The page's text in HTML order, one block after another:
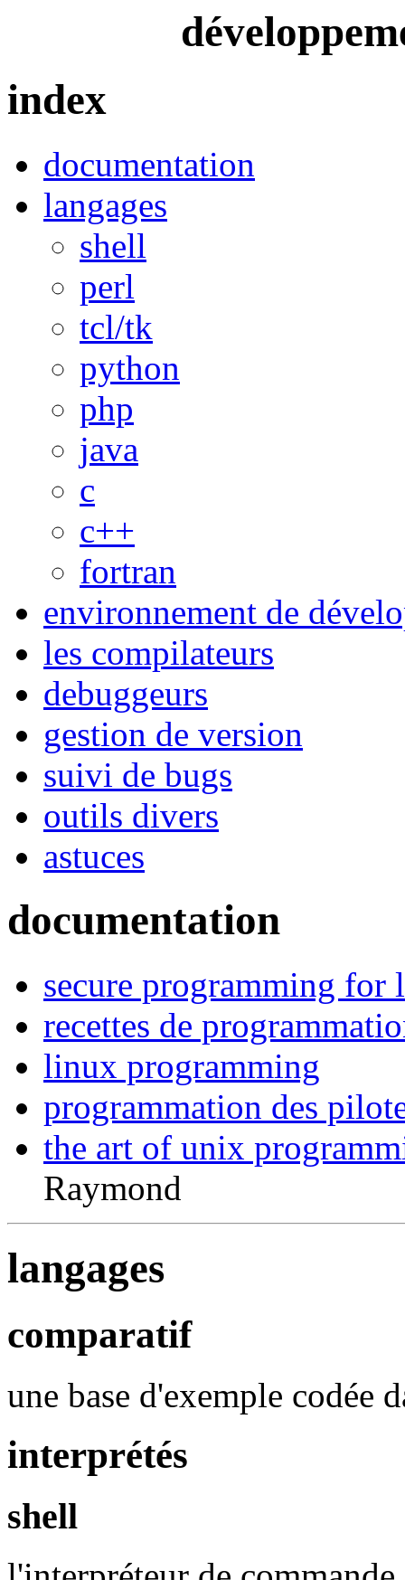
index
documentation
langages
shell
perl
tcl/tk
python
php
java
c
c++
fortran
environnement de
les compilateurs
debuggeurs
gestion de version
suivi de bugs
outils divers
astuces
documentation
secure programming
recettes de
linux programming
programmation des
the art of unix
Raymond
langages
comparatif
une base d'exemple codée
interprétés
shell